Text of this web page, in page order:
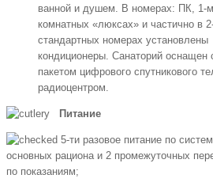
ванной и душем. В номерах: ПК, 1-
комнатных «люксах» и частично в
стандартных номерах установлены
кондиционеры. Санаторий оснащен
пакетом цифрового спутникового
радиоцентром.
Питание
5-ти разовое питание по
основных рациона и 2 промежуточных
по показаниям;